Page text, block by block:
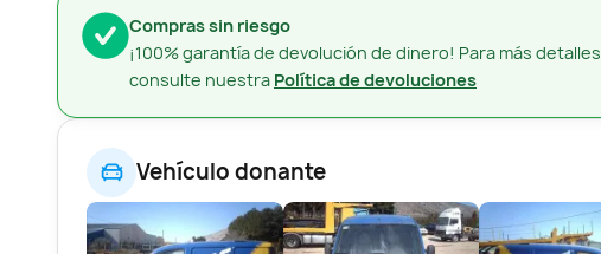
Compras sin riesgo
¡100% garantía de devolución de dinero! Para más detalles,
consulte nuestra Política de devoluciones
Vehículo donante